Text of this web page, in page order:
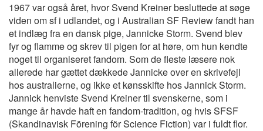
1967 var også året, hvor Svend Kreiner besluttede at søge
viden om sf i udlandet, og i Australian SF Review fandt han
et indlæg fra en dansk pige, Jannicke Storm. Svend blev
fyr og flamme og skrev til pigen for at høre, om hun kendte
noget til organiseret fandom. Som de fleste læsere nok
allerede har gættet dækkede Jannicke over en skrivefejl
hos australierne, og ikke et kønsskifte hos Jannick Storm.
Jannick henviste Svend Kreiner til svenskerne, som i
mange år havde haft en fandom-tradition, og hvis SFSF
(Skandinavisk Förening för Science Fiction) var i fuldt flor.